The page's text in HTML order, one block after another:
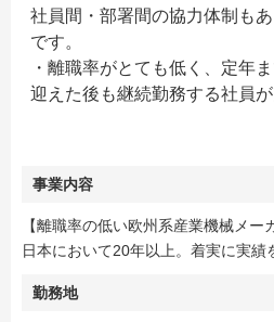
社員間・部署間の協力体制も
です。
・離職率がとても低く、定年
迎えた後も継続勤務する社員が
事業内容
【離職率の低い欧州系産業機械メー
日本において20年以上。着実に実績
勤務地